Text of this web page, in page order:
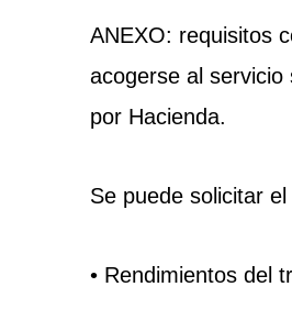
ANEXO: requisitos
acogerse al
por Hacienda.
Se puede solicitar
• Rendimientos del